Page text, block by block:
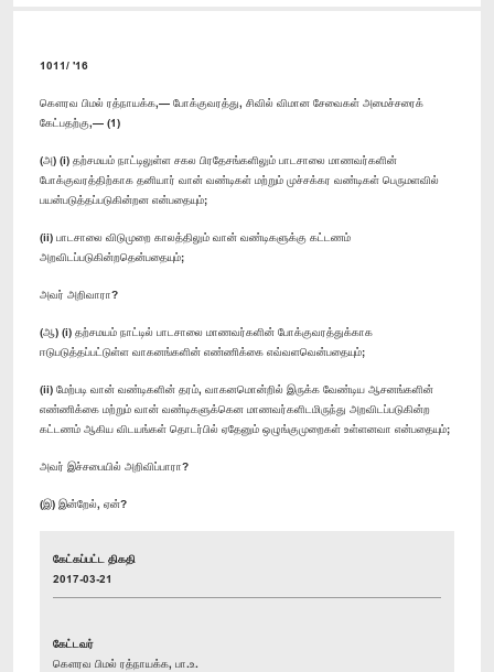
1011/ '16
கௌரவ பிமல் ரத்நாயக்க,— போக்குவரத்து, சிவில் விமான சேவைகள் அமைச்சரைக்
கேட்பதற்கு,— (1)
(அ) (i) தற்சமயம் நாட்டிலுள்ள சகல பிரதேசங்களிலும் பாடசாலை மாணவர்களின்
போக்குவரத்திற்காக தனியார் வான் வண்டிகள் மற்றும் முச்சக்கர வண்டிகள் பெருமளவில்
பயன்படுத்தப்படுகின்றன என்பதையும்;
(ii) பாடசாலை விடுமுறை காலத்திலும் வான் வண்டிகளுக்கு கட்டணம்
அறவிடப்படுகின்றதென்பதையும்;
அவர் அறிவாரா?
(ஆ) (i) தற்சமயம் நாட்டில் பாடசாலை மாணவர்களின் போக்குவரத்துக்காக
ஈடுபடுத்தப்பட்டுள்ள வாகனங்களின் எண்ணிக்கை எவ்வளவென்பதையும்;
(ii) மேற்படி வான் வண்டிகளின் தரம், வாகனமொன்றில் இருக்க வேண்டிய ஆசனங்களின்
எண்ணிக்கை மற்றும் வான் வண்டிகளுக்கென மாணவர்களிடமிருந்து அறவிடப்படுகின்ற
கட்டணம் ஆகிய விடயங்கள் தொடர்பில் ஏதேனும் ஒழுங்குமுறைகள் உள்ளனவா என்பதையும்;
அவர் இச்சபையில் அறிவிப்பாரா?
(இ) இன்றேல், ஏன்?
கேட்கப்பட்ட திகதி
2017-03-21
கேட்டவர்
கௌரவ பிமல் ரத்நாயக்க, பா.உ.